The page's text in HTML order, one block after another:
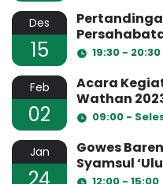
Des
15 19:30 - 20:30
Feb
02
Acara
Wathan
09:00 -
Jan
Gowes
Syamsul